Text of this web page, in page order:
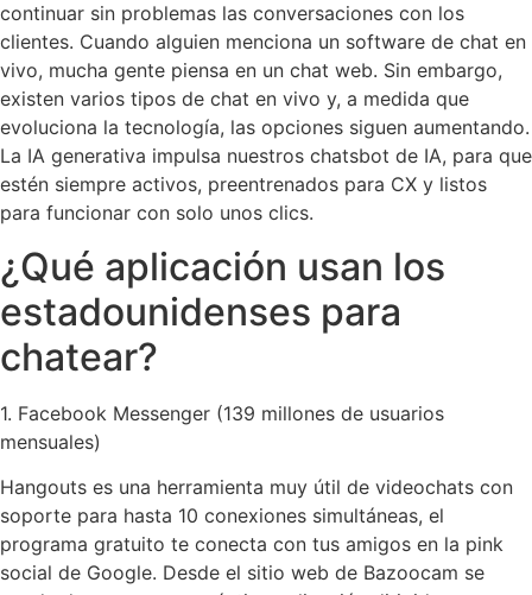
continuar sin problemas las conversaciones con los
clientes. Cuando alguien menciona un software de chat en
vivo, mucha gente piensa en un chat web. Sin embargo,
existen varios tipos de chat en vivo y, a medida que
evoluciona la tecnología, las opciones siguen aumentando.
La IA generativa impulsa nuestros chatsbot de IA, para que
estén siempre activos, preentrenados para CX y listos
para funcionar con solo unos clics.
¿Qué aplicación usan los
estadounidenses para
chatear?
1. Facebook Messenger (139 millones de usuarios
mensuales)
Hangouts es una herramienta muy útil de videochats con
soporte para hasta 10 conexiones simultáneas, el
programa gratuito te conecta con tus amigos en la pink
social de Google. Desde el sitio web de Bazoocam se